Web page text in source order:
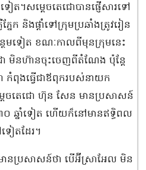
ៀត។សម្ដេចតេជោបានផ្ញើសារទៅ
ែក និងផ្ដាំទៅក្រុមប្រឆាំងត្រូវរៀន
ែមទៀត ខណៈកាលពីមុនក្រុមនេះ
មិនហ៊ានចុះចេញពីតំណែង ប៉ុន្ដែ
ពុងធ្វើជាឪពុករបស់នាយក
ដេចតេជោ ហ៊ុន សែន មានប្រសាសន៍
ឆ្នាំទៀត ហើយក៏នៅមានឥទ្ធិពល
ទៀតដែរ។
មានប្រសាសន៍ថា បើអ៊ីស្រាអែល មិន